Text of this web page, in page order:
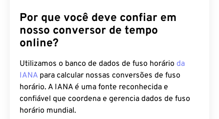
Por que você deve confiar em
nosso conversor de tempo
online?
Utilizamos o banco de dados de fuso horário da
IANA para calcular nossas conversões de fuso
horário. A IANA é uma fonte reconhecida e
confiável que coordena e gerencia dados de fuso
horário mundial.